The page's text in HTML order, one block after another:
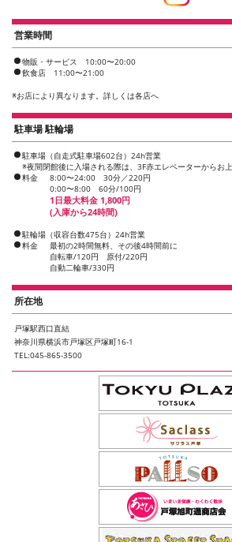
営業時間
物販・サービス 10:00〜20:00
飲食店 11:00〜21:00
※お店により異なります。詳しくは各店へ
駐車場 駐輪場
駐車場（自走式駐車場602台）24h営業
※夜間閉館後に入場される際は、3F赤エレベーターからお
料金
8:00〜24:00 30分／220円
0:00〜8:00 60分/100円
1日最大料金 1,800円
(入庫から24時間)
駐輪場（収容台数475台）24h営業
料金
最初の2時間無料、その後4時間前に
自転車/120円 原付/220円
自動二輪車/330円
所在地
戸塚駅西口直結
神奈川県横浜市戸塚区戸塚町16-1
TEL:045-865-3500